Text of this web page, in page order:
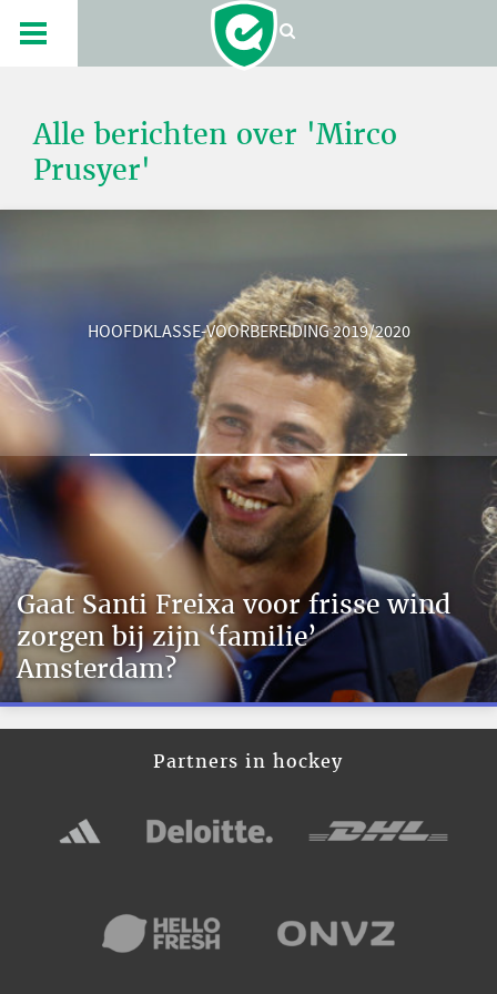
Alle berichten over 'Mirco
Prusyer'
HOOFDKLASSE-VOORBEREIDING 2019/2020
Gaat Santi Freixa voor frisse wind
zorgen bij zijn ‘familie’
Amsterdam?
Partners in hockey